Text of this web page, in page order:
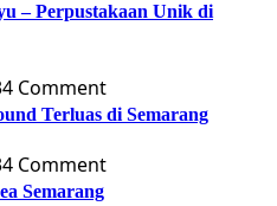
– Perpustakaan Unik di
4 Comment
Terluas di Semarang
4 Comment
Semarang